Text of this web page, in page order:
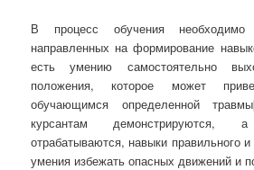
В процесс обучения необходимо
направленных на формирование
есть умению самостоятельно
положения, которое может
обучающимся определенной
курсантам
отрабатываются, навыки правильного
умения избежать опасных движений и